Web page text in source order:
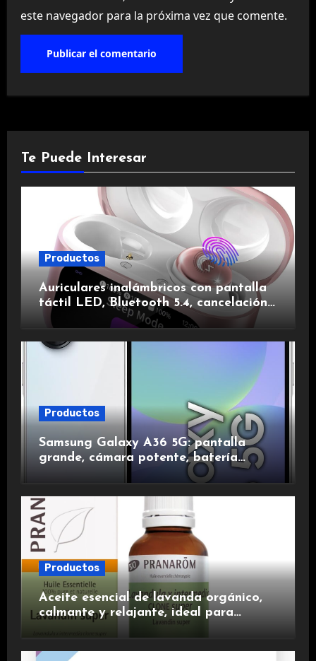
este navegador para la próxima vez que comente.
Te Puede Interesar
Productos
Auriculares inalámbricos con pantalla
táctil LED, Bluetooth 5.4, cancelación
de ruido, impermeables y de larga
duración.
Productos
Samsung Galaxy A36 5G: pantalla
grande, cámara potente, batería
duradera y carga rápida para una
experiencia premium.
Productos
Aceite esencial de lavanda orgánico,
calmante y relajante, ideal para